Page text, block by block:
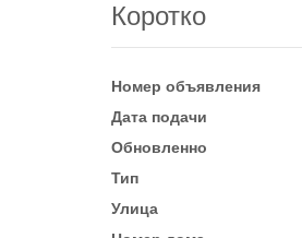
Коротко
Номер объявления
Дата подачи
Обновленно
Тип
Улица